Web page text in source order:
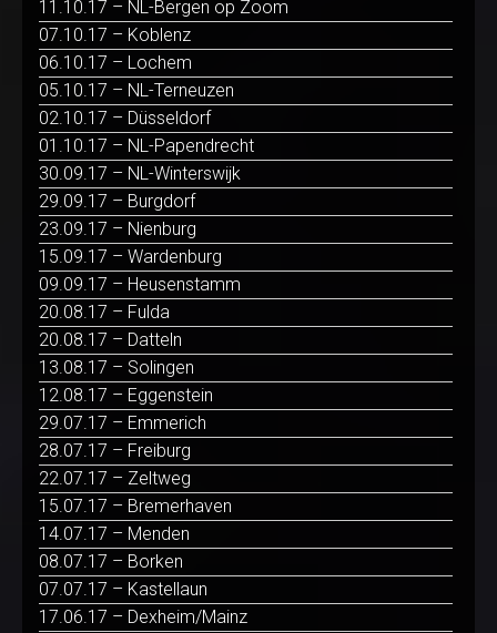
11.10.17 – NL-Bergen op Zoom
07.10.17 – Koblenz
06.10.17 – Lochem
05.10.17 – NL-Terneuzen
02.10.17 – Düsseldorf
01.10.17 – NL-Papendrecht
30.09.17 – NL-Winterswijk
29.09.17 – Burgdorf
23.09.17 – Nienburg
15.09.17 – Wardenburg
09.09.17 – Heusenstamm
20.08.17 – Fulda
20.08.17 – Datteln
13.08.17 – Solingen
12.08.17 – Eggenstein
29.07.17 – Emmerich
28.07.17 – Freiburg
22.07.17 – Zeltweg
15.07.17 – Bremerhaven
14.07.17 – Menden
08.07.17 – Borken
07.07.17 – Kastellaun
17.06.17 – Dexheim/Mainz